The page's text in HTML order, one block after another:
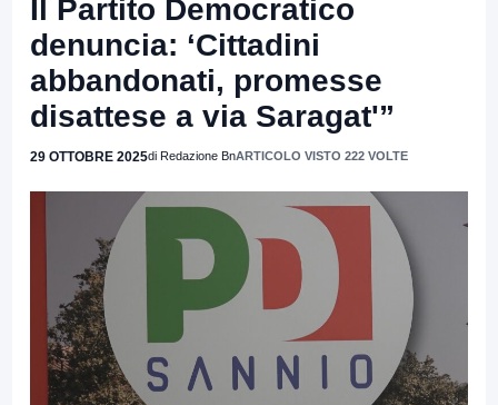
Il Partito Democratico
denuncia: ‘Cittadini
abbandonati, promesse
disattese a via Saragat'”
29 OTTOBRE 2025di Redazione BnARTICOLO VISTO 222 VOLTE